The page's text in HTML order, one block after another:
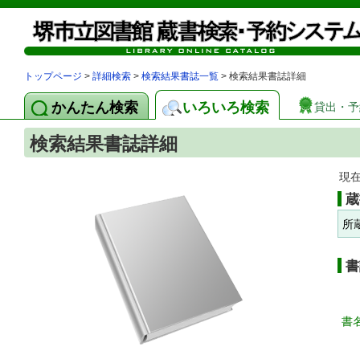
トップページ > 詳細検索 > 検索結果書誌一覧 > 検索結果書誌詳細
かんたん検索 いろいろ検索 貸出・
検索結果書誌詳細
現
所
書